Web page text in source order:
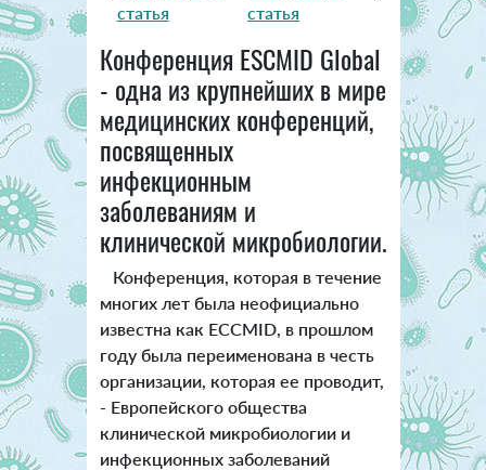
статья
статья
Конференция ESCMID Global
- одна из крупнейших в мире
медицинских конференций,
посвященных
инфекционным
заболеваниям и
клинической микробиологии.
Конференция, которая в течение
многих лет была неофициально
известна как ECCMID, в прошлом
году была переименована в честь
организации, которая ее проводит,
- Европейского общества
клинической микробиологии и
инфекционных заболеваний